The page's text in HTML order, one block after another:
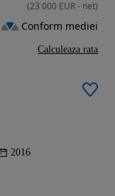
2016
(23 000 EUR- net)
Conform mediei
Calculeaza rata